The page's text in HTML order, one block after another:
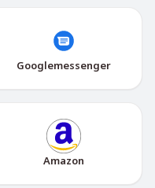
Googlemessenger
Amazon